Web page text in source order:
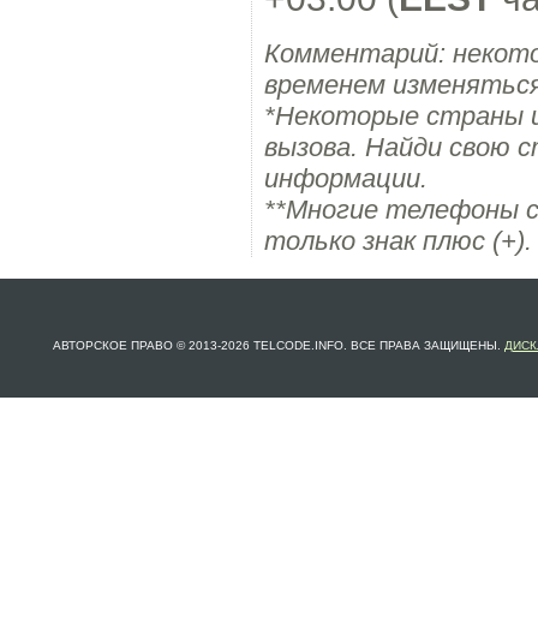
Комментарий:
временем
*Некоторые страны
вызова. Найди свою
информации.
**Многие телефоны
только знак плюс (+).
АВТОРСКОЕ ПРАВО © 2013-2026 TELCODE.INFO. ВСЕ ПРАВА ЗАЩИЩЕНЫ.